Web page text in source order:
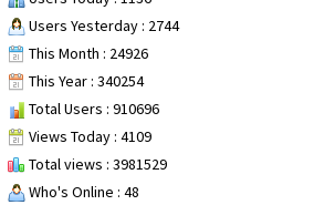
Users Yesterday : 2744
This Month : 24926
This Year : 340254
Total Users : 910696
Views Today : 4109
Total views : 3981529
Who's Online : 48